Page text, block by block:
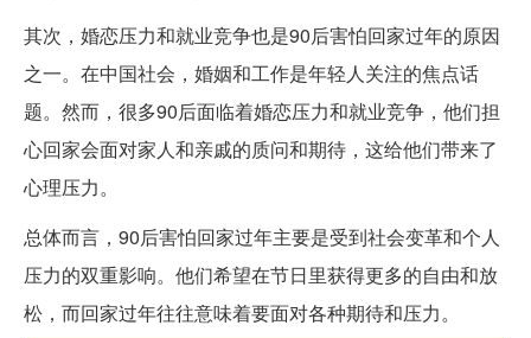
其次，婚恋压力和就业竞争也是90后害怕回家过年的原因
之一。在中国社会，婚姻和工作是年轻人关注的焦点话
题。然而，很多90后面临着婚恋压力和就业竞争，他们担
心回家会面对家人和亲戚的质问和期待，这给他们带来了
心理压力。
总体而言，90后害怕回家过年主要是受到社会变革和个人
压力的双重影响。他们希望在节日里获得更多的自由和放
松，而回家过年往往意味着要面对各种期待和压力。